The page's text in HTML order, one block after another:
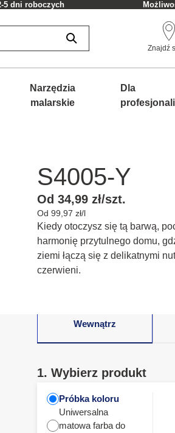
5 dni roboczych
Znajdź
Narzędzia
malarskie
Dla
S4005-Y
Od 34,99 zł/szt.
Od 99,97 zł/l
Kiedy otoczysz się tą barwą,
harmonię przytulnego domu,
ziemi łączą się z delikatnymi
czerwieni.
Wewnątrz
1. Wybierz produkt
Próbka koloru
Uniwersalna
matowa farba do